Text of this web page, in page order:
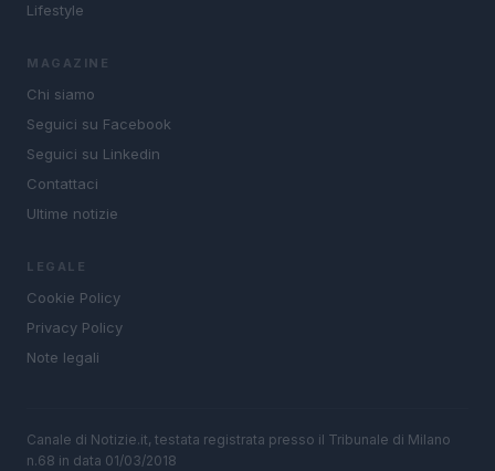
Lifestyle
MAGAZINE
Chi siamo
Seguici su Facebook
Seguici su Linkedin
Contattaci
Ultime notizie
LEGALE
Cookie Policy
Privacy Policy
Note legali
Canale di Notizie.it, testata registrata presso il Tribunale di Milano
n.68 in data 01/03/2018